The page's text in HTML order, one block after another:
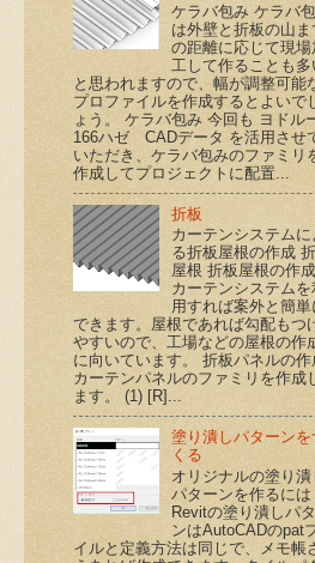
ケラバ包み ケラバ
は外壁と折板の山ま
の距離に応じて現場
工して作ることも多
と思われますので、幅が調整可能
プロファイルを作成するとよいで
ょう。 ケラバ包み 今回も ヨドル
166ハゼ CADデータ を活用させ
いただき、ケラバ包みのファミリ
作成してプロジェクトに配置...
折板
カーテンシステムに
る折板屋根の作成
屋根 折板屋根の作
カーテンシステムを
用すれば案外と簡単
できます。屋根であれば勾配もつ
やすいので、工場などの屋根の作
に向いています。 折板パネルの作
カーテンパネルのファミリを作成
ます。 (1) [R]...
塗り潰しパターンを
くる
オリジナルの塗り潰
パターンを作るには
Revitの塗り潰しパ
ンはAutoCADのpat
イルと定義方法は同じで、メモ帳